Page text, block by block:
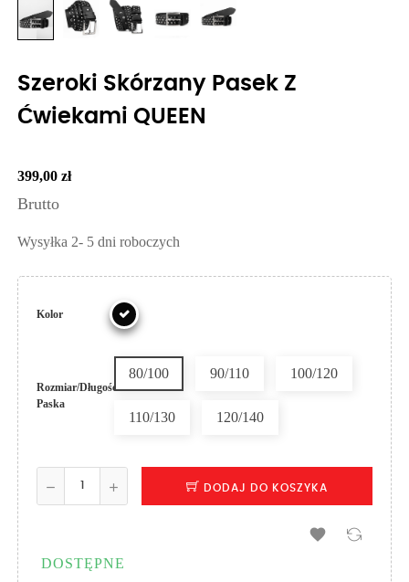
Szeroki Skórzany Pasek Z
Ćwiekami QUEEN
399,00 zł
Brutto
Wysyłka 2- 5 dni roboczych
Kolor
Rozmiar/Długość
Paska
80/100 90/110 100/120
110/130 120/140
DODAJ DO KOSZYKA

DOSTĘPNE